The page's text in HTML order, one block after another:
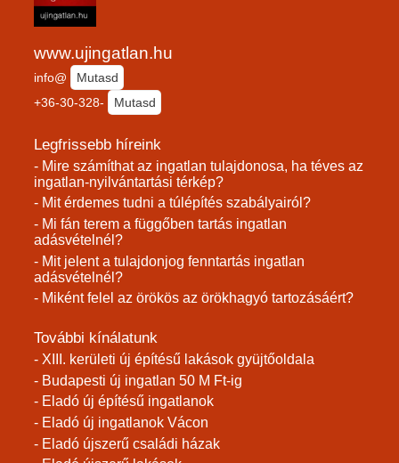
www.ujingatlan.hu
info@
Mutasd
+36-30-328-
Mutasd
Legfrissebb híreink
- Mire számíthat az ingatlan tulajdonosa, ha téves az
ingatlan-nyilvántartási térkép?
- Mit érdemes tudni a túlépítés szabályairól?
- Mi fán terem a függőben tartás ingatlan
adásvételnél?
- Mit jelent a tulajdonjog fenntartás ingatlan
adásvételnél?
- Miként felel az örökös az örökhagyó tartozásáért?
További kínálatunk
- XIII. kerületi új építésű lakások gyüjtőoldala
- Budapesti új ingatlan 50 M Ft-ig
- Eladó új építésű ingatlanok
- Eladó új ingatlanok Vácon
- Eladó újszerű családi házak